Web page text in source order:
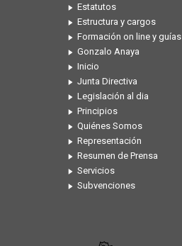
Estatutos
Estructura y cargos
Formación on line y guías
Gonzalo Anaya
Inicio
Junta Directiva
Legislación al dia
Principios
Quiénes Somos
Representación
Resumen de Prensa
Servicios
Subvenciones